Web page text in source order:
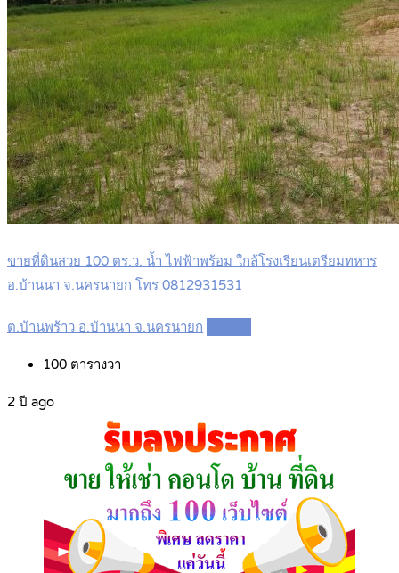
ขายที่ดินสวย 100 ตร.ว. น้ำ ไฟฟ้าพร้อม ใกล้โรงเรียนเตรียมทหาร
อ.บ้านนา จ.นครนายก โทร 0812931531
ต.บ้านพร้าว อ.บ้านนา จ.นครนายก
100 ตารางวา
2 ปี ago